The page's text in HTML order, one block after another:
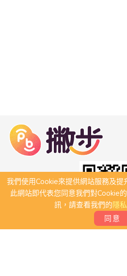
我們使用Cookie來提供網站服務及
此網站即代表您同意我們對Cookie
訊，請查看我們的隱
同意